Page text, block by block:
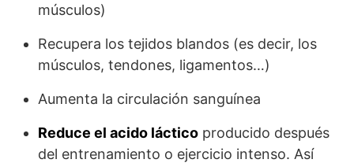
músculos)
Recupera los tejidos blandos (es decir, los
músculos, tendones, ligamentos…)
Aumenta la circulación sanguínea
Reduce el acido láctico producido después
del entrenamiento o ejercicio intenso. Así